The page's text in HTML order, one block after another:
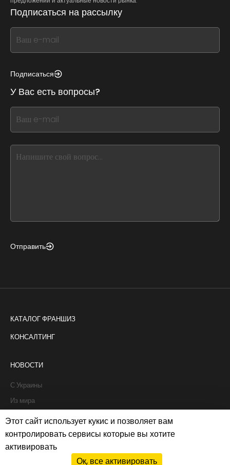
Подписаться на рассылку
If
you
this,
this
form
field
blank
Подписаться
У Вас есть вопросы?
If
you
this,
Отправить
КАТАЛОГ ФРАНШИЗ
КОНСАЛТИНГ
НОВОСТИ
С Украины
Из мира
Интервью
Истории франчайзи
Рапорты
Этот сайт использует кукис и позволяет вам
контролировать сервисы которые вы хотите
активировать
Ок, все активировать